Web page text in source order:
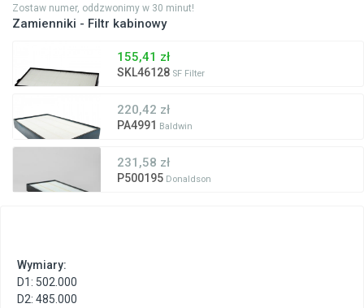
Zostaw numer, oddzwonimy w 30 minut!
Zamienniki - Filtr kabinowy
155,41 zł
SKL46128 SF Filter
220,42 zł
PA4991 Baldwin
231,58 zł
P500195 Donaldson
Wymiary:
D1: 502.000
D2: 485.000